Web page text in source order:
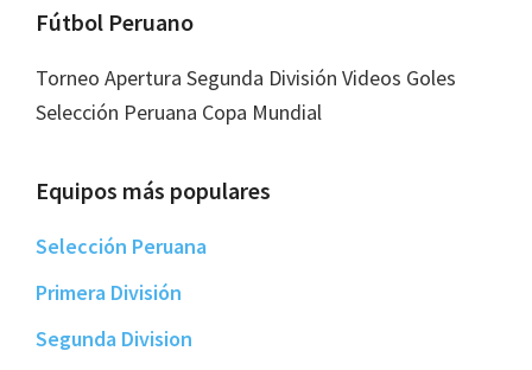
Footer
Fútbol Peruano
Torneo Apertura Segunda División Videos Goles
Selección Peruana Copa Mundial
Equipos más populares
Selección Peruana
Primera División
Segunda Division